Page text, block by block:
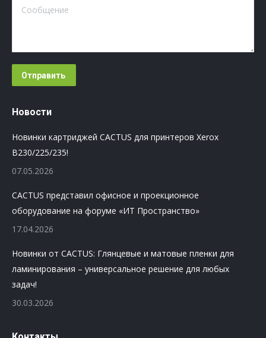
Сообщение
Отправить
Новости
Новинки картриджей CACTUS для принтеров Xerox
B230/225/235!
07.05.2026
CACTUS представил офисное и проекционное
оборудование на форуме «ИТ Пространство»
17.04.2026
Новинки от CACTUS: Глянцевые и матовые пленки для
ламинирования – универсальное решение для любых
задач!
30.03.2026